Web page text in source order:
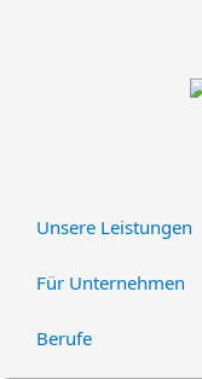
Unsere Leistungen
Für Unternehmen
Berufe